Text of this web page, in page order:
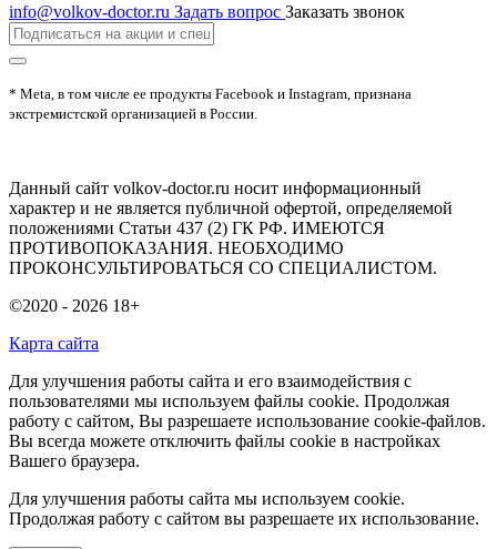
info@volkov-doctor.ru Задать вопрос Заказать звонок
* Meta, в том числе ее продукты Facebook и Instagram, признана
экстремистской организацией в России.
Данный сайт volkov-doctor.ru носит информационный
характер и не является публичной офертой, определяемой
положениями Статьи 437 (2) ГК РФ. ИМЕЮТСЯ
ПРОТИВОПОКАЗАНИЯ. НЕОБХОДИМО
ПРОКОНСУЛЬТИРОВАТЬСЯ СО СПЕЦИАЛИСТОМ.
©2020 - 2026 18+
Карта сайта
Для улучшения работы сайта и его взаимодействия с
пользователями мы используем файлы cookie. Продолжая
работу с сайтом, Вы разрешаете использование cookie-файлов.
Вы всегда можете отключить файлы cookie в настройках
Вашего браузера.
Для улучшения работы сайта мы используем cookie.
Продолжая работу с сайтом вы разрешаете их использование.